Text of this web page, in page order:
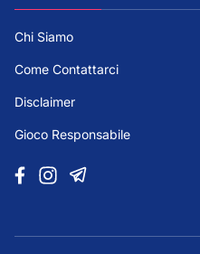
Chi Siamo
Come Contattarci
Disclaimer
Gioco Responsabile